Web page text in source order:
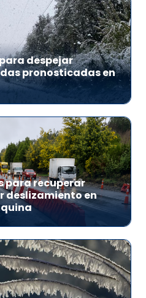
despejar
pronosticadas en
para recuperar
deslizamiento en